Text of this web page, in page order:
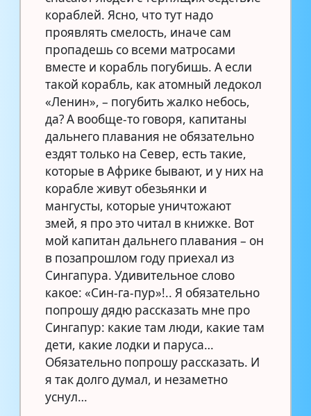
кораблей. Ясно, что тут надо
проявлять смелость, иначе сам
пропадешь со всеми матросами
вместе и корабль погубишь. А если
такой корабль, как атомный ледокол
«Ленин», – погубить жалко небось,
да? А вообще-то говоря, капитаны
дальнего плавания не обязательно
ездят только на Север, есть такие,
которые в Африке бывают, и у них на
корабле живут обезьянки и
мангусты, которые уничтожают
змей, я про это читал в книжке. Вот
мой капитан дальнего плавания – он
в позапрошлом году приехал из
Сингапура. Удивительное слово
какое: «Син-га-пур»!.. Я обязательно
попрошу дядю рассказать мне про
Сингапур: какие там люди, какие там
дети, какие лодки и паруса…
Обязательно попрошу рассказать. И
я так долго думал, и незаметно
уснул…